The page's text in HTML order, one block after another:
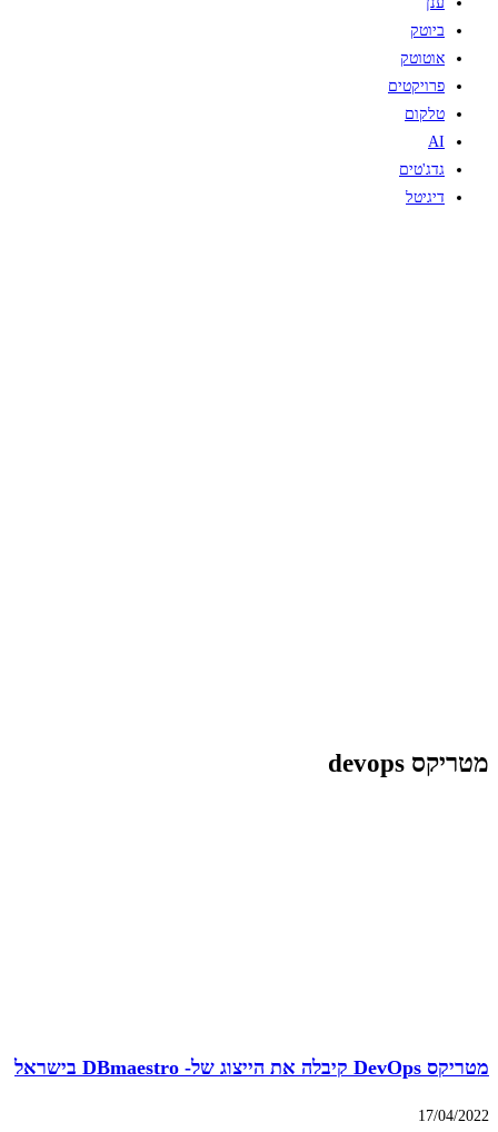
ביוטק
אוטוטק
פרויקטים
טלקום
AI
גדג'טים
דיגיטל
מטריקס devops
מטריקס DevOps קיבלה את הייצוג של- DBmaestro בישראל
17/04/2022